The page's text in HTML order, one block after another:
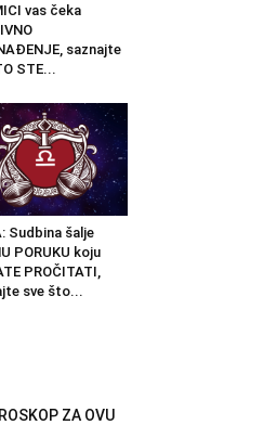
vas čeka
saznajte
STE...
Sudbina šalje
PORUKU koju
PROČITATI,
sve što...
ZA OVU